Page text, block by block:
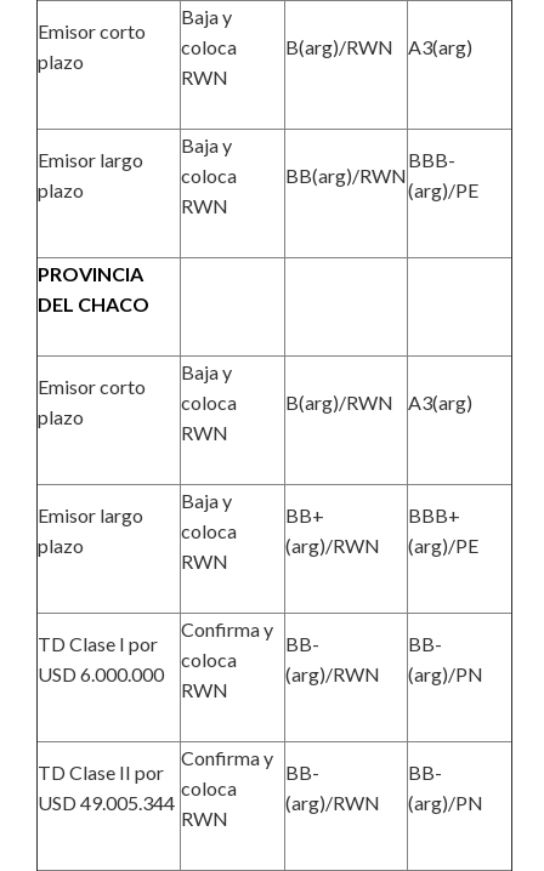
Emisor corto
plazo
Baja y
coloca
RWN
B(arg)/RWN A3(arg)
Emisor largo
plazo
Baja y
coloca
RWN
BB(arg)/RWN
BBB-
(arg)/PE
PROVINCIA
DEL CHACO
Emisor corto
plazo
Baja y
coloca
RWN
B(arg)/RWN A3(arg)
Emisor largo
plazo
Baja y
coloca
RWN
BB+
(arg)/RWN
BBB+
(arg)/PE
TD Clase I por
USD 6.000.000
Confirma y
coloca
RWN
BB-
(arg)/RWN
BB-
(arg)/PN
TD Clase II por
USD 49.005.344
Confirma y
coloca
RWN
BB-
(arg)/RWN
BB-
(arg)/PN